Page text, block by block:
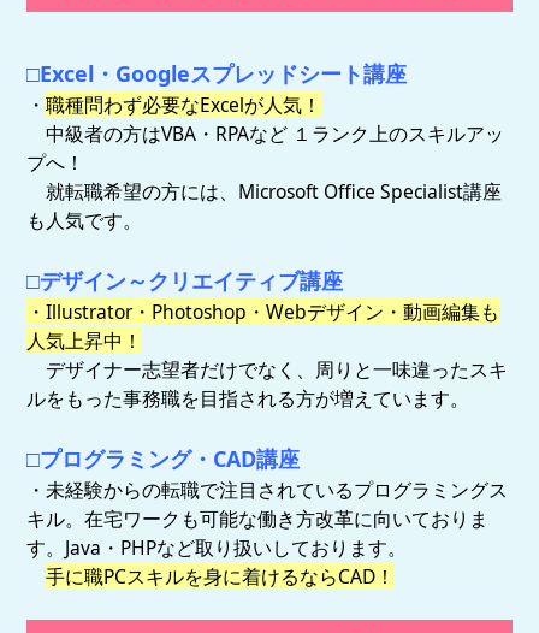
□Excel・Googleスプレッドシート講座
・職種問わず必要なExcelが人気！
中級者の方はVBA・RPAなど １ランク上のスキルアッ
プへ！
就転職希望の方には、Microsoft Office Specialist講座
も人気です。
□デザイン～クリエイティブ講座
・Illustrator・Photoshop・Webデザイン・動画編集も
人気上昇中！
デザイナー志望者だけでなく、周りと一味違ったスキ
ルをもった事務職を目指される方が増えています。
□プログラミング・CAD講座
・未経験からの転職で注目されているプログラミングス
キル。在宅ワークも可能な働き方改革に向いておりま
す。Java・PHPなど取り扱いしております。
手に職PCスキルを身に着けるならCAD！